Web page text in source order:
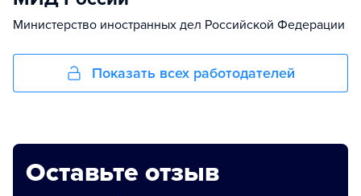
Министерство иностранных дел Российской Федерации
Показать всех работодателей
Оставьте отзыв